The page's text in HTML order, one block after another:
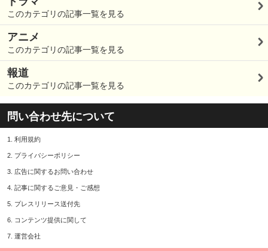
このカテゴリの記事一覧を見る
アニメ
このカテゴリの記事一覧を見る
報道
このカテゴリの記事一覧を見る
問い合わせ先について
1. 利用規約
2. プライバシーポリシー
3. 広告に関するお問い合わせ
4. 記事に関するご意見・ご感想
5. プレスリリース送付先
6. コンテンツ提供に関して
7. 運営会社